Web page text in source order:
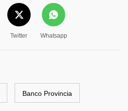
Twitter Whatsapp
Banco Provincia